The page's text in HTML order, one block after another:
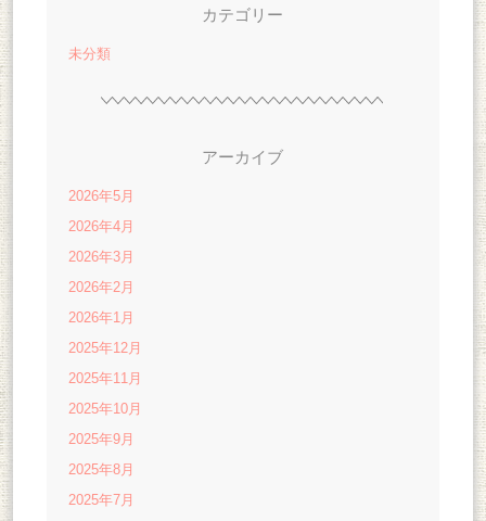
カテゴリー
未分類
アーカイブ
2026年5月
2026年4月
2026年3月
2026年2月
2026年1月
2025年12月
2025年11月
2025年10月
2025年9月
2025年8月
2025年7月